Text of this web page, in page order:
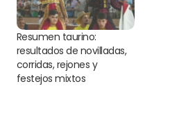
Resumen taurino:
resultados de novilladas,
corridas, rejones y
festejos mixtos